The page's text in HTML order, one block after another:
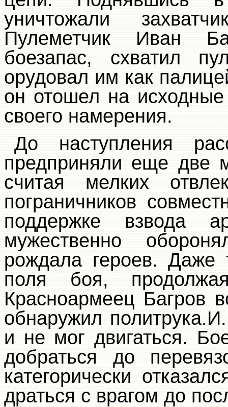
уничтожали
Пулеметчик Иван
боезапас, схватил
орудовал им как
он отошел на
своего намерения.
До наступления
предприняли еще две
считая мелких
пограничников
поддержке взвода
мужественно
рождала героев. Даже
поля боя,
Красноармеец Багров
обнаружил
и не мог двигаться.
добраться до
категорически
драться с врагом до